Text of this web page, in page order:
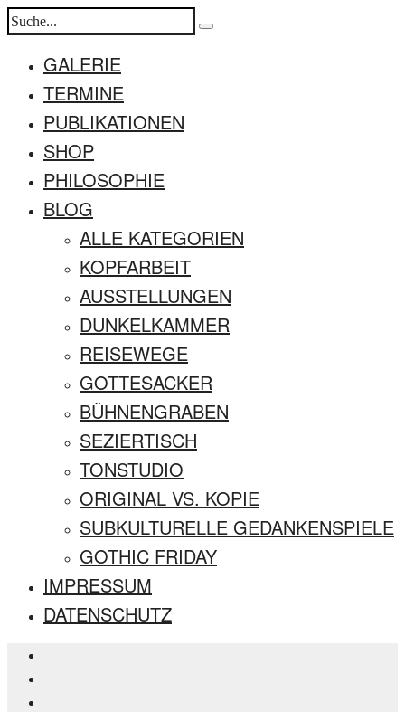
GALERIE
TERMINE
PUBLIKATIONEN
SHOP
PHILOSOPHIE
BLOG
ALLE KATEGORIEN
KOPFARBEIT
AUSSTELLUNGEN
DUNKELKAMMER
REISEWEGE
GOTTESACKER
BÜHNENGRABEN
SEZIERTISCH
TONSTUDIO
ORIGINAL VS. KOPIE
SUBKULTURELLE GEDANKENSPIELE
GOTHIC FRIDAY
IMPRESSUM
DATENSCHUTZ